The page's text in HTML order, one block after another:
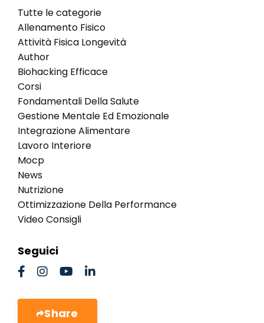
Tutte le categorie
Allenamento Fisico
Attività Fisica Longevità
Author
Biohacking Efficace
Corsi
Fondamentali Della Salute
Gestione Mentale Ed Emozionale
Integrazione Alimentare
Lavoro Interiore
Mocp
News
Nutrizione
Ottimizzazione Della Performance
Video Consigli
Seguici
Share